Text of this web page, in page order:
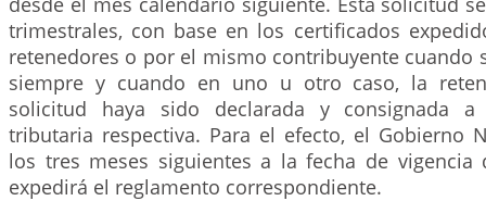
trimestrales, con base en los certificados
retenedores o por el mismo contribuyente cuando
siempre y cuando en uno u otro caso, la
solicitud haya sido declarada y consignada a
tributaria respectiva. Para el efecto, el Gobierno
los tres meses siguientes a la fecha de vigencia
expedirá el reglamento correspondiente.